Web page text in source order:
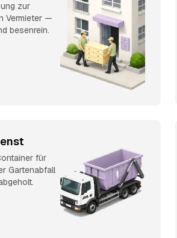
zur
Vermieter —
besenrein.
für
Gartenabfall